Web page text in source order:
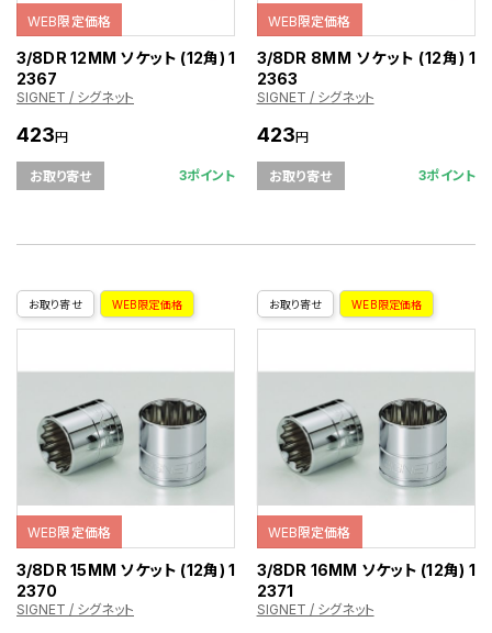
WEB限定価格
3/8DR 12MM ソケット (12角) 1
2367
SIGNET / シグネット
423円
お取り寄せ 3ポイント
WEB限定価格
3/8DR 8MM ソケット (12角) 1
2363
SIGNET / シグネット
423円
お取り寄せ 3ポイント
お取り寄せ WEB限定価格
WEB限定価格
3/8DR 15MM ソケット (12角) 1
2370
SIGNET / シグネット
お取り寄せ WEB限定価格
WEB限定価格
3/8DR 16MM ソケット (12角) 1
2371
SIGNET / シグネット